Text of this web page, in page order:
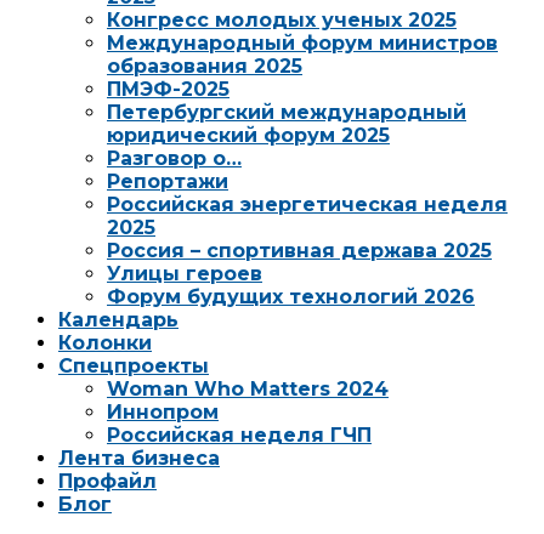
Конгресс молодых ученых 2025
Международный форум министров
образования 2025
ПМЭФ-2025
Петербургский международный
юридический форум 2025
Разговор о…
Репортажи
Российская энергетическая неделя
2025
Россия – спортивная держава 2025
Улицы героев
Форум будущих технологий 2026
Календарь
Колонки
Спецпроекты
Woman Who Matters 2024
Иннопром
Российская неделя ГЧП
Лента бизнеса
Профайл
Блог